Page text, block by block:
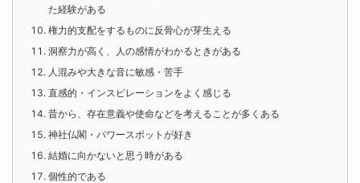
た経験がある
権力的支配をするものに反骨心が芽生える
洞察力が高く、人の感情がわかるときがある
人混みや大きな音に敏感・苦手
直感的・インスピレーションをよく感じる
昔から、存在意義や使命などを考えることが多くある
神社仏閣・パワースポットが好き
結婚に向かないと思う時がある
個性的である